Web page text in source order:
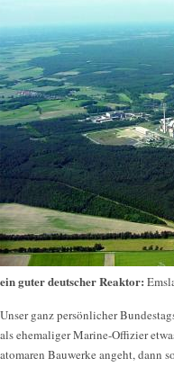
ein guter deutscher Reaktor:
Unser ganz persönlicher
als ehemaliger Marine-Offizier
atomaren Bauwerke angeht, dann